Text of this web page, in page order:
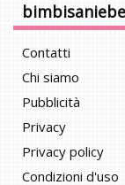
Contatti
Chi siamo
Pubblicità
Privacy
Privacy policy
Condizioni d'uso